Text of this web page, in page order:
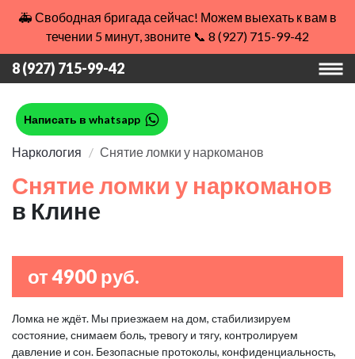
🚑 Свободная бригада сейчас! Можем выехать к вам в
течении 5 минут, звоните 📞 8 (927) 715-99-42
8 (927) 715-99-42
Написать в whatsapp
Наркология Снятие ломки у наркоманов
Снятие ломки у наркоманов
в Клине
от 4900 руб.
Ломка не ждёт. Мы приезжаем на дом, стабилизируем
состояние, снимаем боль, тревогу и тягу, контролируем
давление и сон. Безопасные протоколы, конфиденциальность,